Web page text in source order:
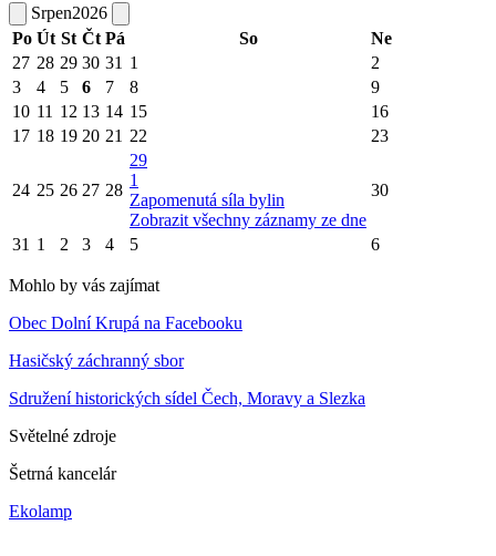
Srpen2026
Po Út St Čt Pá So
Ne
27 28 29 30 31 1
2
3
4 5 6 7 8
9
10 11 12 13 14 15
16
17 18 19 20 21 22 23
24 25 26 27 28
29
1
Zapomenutá síla bylin
Zobrazit všechny záznamy ze dne
30
31 1 2 3 4 5 6
Mohlo by vás zajímat
Obec Dolní Krupá na Facebooku
Hasičský záchranný sbor
Sdružení historických sídel Čech, Moravy a Slezka
Světelné zdroje
Šetrná kancelár
Ekolamp